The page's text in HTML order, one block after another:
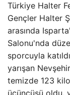
Türkiye Halter
Gençler Halter
arasında
Salonu'nda
sporcuyla
yarışan
temizde 123
üçüncüsü oldu.